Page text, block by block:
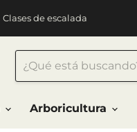
Clases de escalada
Arboricultura